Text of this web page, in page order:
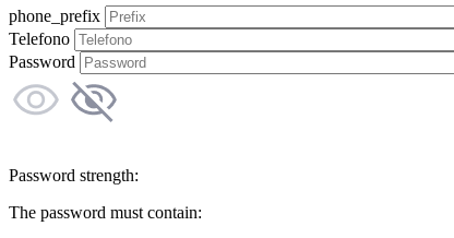
phone_prefix
Telefono
Password
Password strength:
The password must contain: